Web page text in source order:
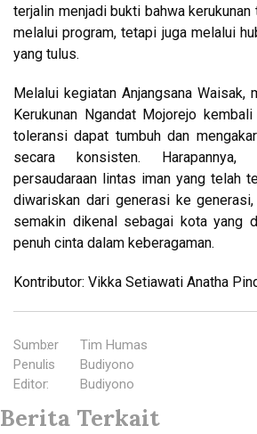
terjalin menjadi bukti bahwa kerukunan
melalui program, tetapi juga melalui
yang tulus.
Melalui kegiatan Anjangsana Waisak,
Kerukunan Ngandat Mojorejo
toleransi dapat tumbuh dan
secara konsisten. Harapannya,
persaudaraan lintas iman yang telah
diwariskan dari generasi ke
semakin dikenal sebagai kota yang
penuh cinta dalam keberagaman.
Kontributor: Vikka Setiawati Anatha
Sumber
:
Tim Humas
Penulis
:
Budiyono
Editor: Budiyono
Berita Terkait